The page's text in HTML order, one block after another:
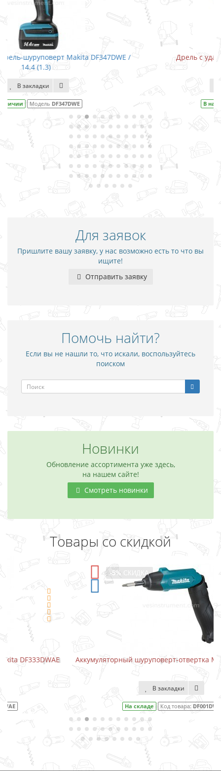
/ Дрель с ударом Makita HP1640 / 680 Вт
В закладки
Модель
Для заявок
Пришлите вашу заявку, у нас возможно есть то что вы
ищите!
Отправить заявку
Помочь найти?
Если вы не нашли то, что искали, воспользуйтесь
поиском
Новинки
Обновление ассортимента уже здесь,
на нашем сайте!
Смотреть новинки
Товары со скидкой
СКИДКА
Аккумуляторный шуруповерт-отвертка Makita DF001DW
В закладки
На складе Код товара:DF001DW